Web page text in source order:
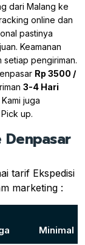
dari Malang ke
online dan
pastinya
Keamanan
setiap pengiriman.
Rp 3500 /
3-4 Hari
juga
up.
tarif Ekspedisi
marketing :
Minimal